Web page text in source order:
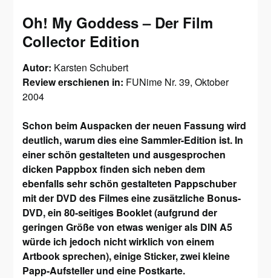
Oh! My Goddess – Der Film
Collector Edition
Autor: Karsten Schubert
Review erschienen in: FUNime Nr. 39, Oktober
2004
Schon beim Auspacken der neuen Fassung wird
deutlich, warum dies eine Sammler-Edition ist. In
einer schön gestalteten und ausgesprochen
dicken Pappbox finden sich neben dem
ebenfalls sehr schön gestalteten Pappschuber
mit der DVD des Filmes eine zusätzliche Bonus-
DVD, ein 80-seitiges Booklet (aufgrund der
geringen Größe von etwas weniger als DIN A5
würde ich jedoch nicht wirklich von einem
Artbook sprechen), einige Sticker, zwei kleine
Papp-Aufsteller und eine Postkarte.